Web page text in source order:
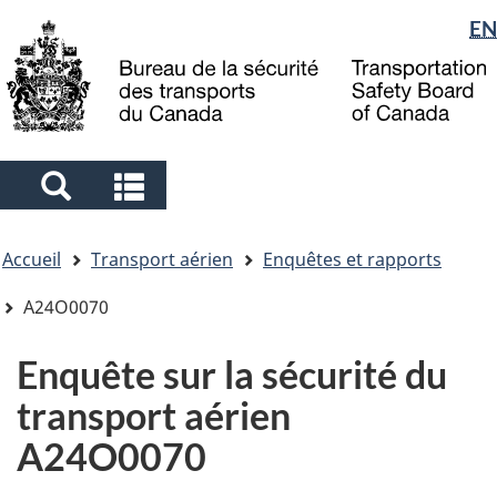
to
main
to
"About
government"
à
la
Sélection
de
la
langue
EN
Search
and
menus
and
menus
êtes
ici
Accueil Transport aérien
Enquêtes et rapports
A24O0070
Enquête sur la sécurité du
transport aérien
A24O0070